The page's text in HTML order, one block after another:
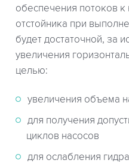
обеспечения потоков
отстойника при
будет достаточной, за
увеличения
целью:
увеличения объема
для получения
циклов насосов
для ослабления